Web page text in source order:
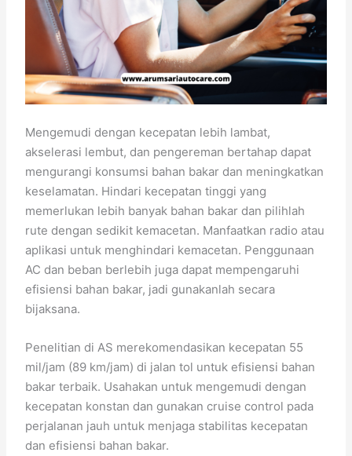
Mengemudi dengan kecepatan lebih lambat,
akselerasi lembut, dan pengereman bertahap dapat
mengurangi konsumsi bahan bakar dan meningkatkan
keselamatan. Hindari kecepatan tinggi yang
memerlukan lebih banyak bahan bakar dan pilihlah
rute dengan sedikit kemacetan. Manfaatkan radio atau
aplikasi untuk menghindari kemacetan. Penggunaan
AC dan beban berlebih juga dapat mempengaruhi
efisiensi bahan bakar, jadi gunakanlah secara
bijaksana.
Penelitian di AS merekomendasikan kecepatan 55
mil/jam (89 km/jam) di jalan tol untuk efisiensi bahan
bakar terbaik. Usahakan untuk mengemudi dengan
kecepatan konstan dan gunakan cruise control pada
perjalanan jauh untuk menjaga stabilitas kecepatan
dan efisiensi bahan bakar.